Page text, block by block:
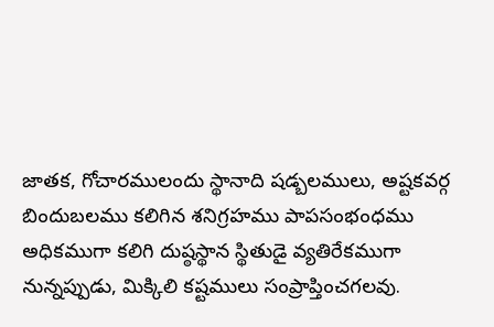
జాతక, గోచారములందు స్థానాది షడ్బలములు, అష్టకవర్గ
బిందుబలము కలిగిన శనిగ్రహము పాపసంభంధము
అధికముగా కలిగి దుష్ఠస్థాన స్థితుడై వ్యతిరేకముగా
నున్నప్పుడు, మిక్కిలి కష్టములు సంప్రాప్తించగలవు.